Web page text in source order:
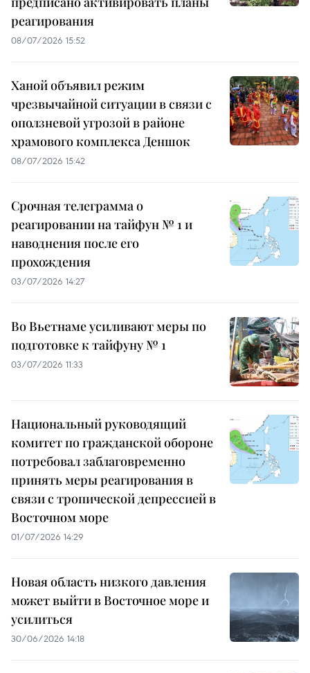
реагирования
08/07/2026 15:52
Ханой объявил режим
чрезвычайной ситуации в связи с
оползневой угрозой в районе
храмового комплекса Деншок
08/07/2026 15:42
Срочная телеграмма о
реагировании на тайфун № 1 и
наводнения после его
прохождения
03/07/2026 14:27
Во Вьетнаме усиливают меры по
подготовке к тайфуну № 1
03/07/2026 11:33
Национальный руководящий
комитет по гражданской обороне
потребовал заблаговременно
принять меры реагирования в
связи с тропической депрессией в
Восточном море
01/07/2026 14:29
Новая область низкого давления
может выйти в Восточное море и
усилиться
30/06/2026 14:18